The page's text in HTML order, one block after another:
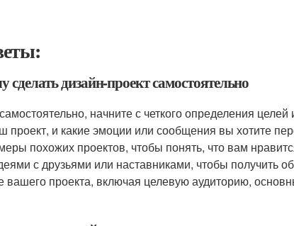
сделать дизайн-проект самостоятельно
начните с четкого определения целей
проект, и какие эмоции или сообщения вы хотите
похожих проектов, чтобы понять, что вам
с друзьями или наставниками, чтобы получить
вашего проекта, включая целевую аудиторию,